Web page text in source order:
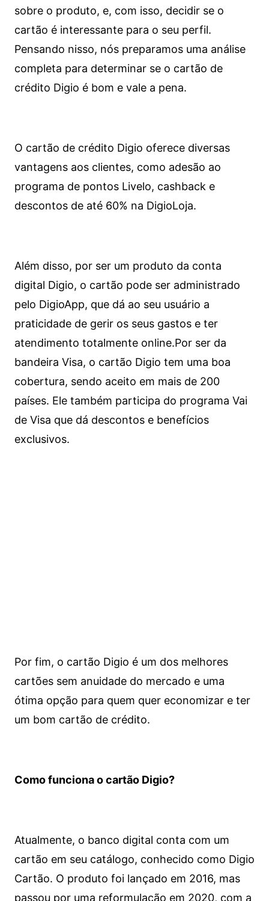
sobre o produto, e, com isso, decidir se o
cartão é interessante para o seu perfil.
Pensando nisso, nós preparamos uma análise
completa para determinar se o cartão de
crédito Digio é bom e vale a pena.
O cartão de crédito Digio oferece diversas
vantagens aos clientes, como adesão ao
programa de pontos Livelo, cashback e
descontos de até 60% na DigioLoja.
Além disso, por ser um produto da conta
digital Digio, o cartão pode ser administrado
pelo DigioApp, que dá ao seu usuário a
praticidade de gerir os seus gastos e ter
atendimento totalmente online.Por ser da
bandeira Visa, o cartão Digio tem uma boa
cobertura, sendo aceito em mais de 200
países. Ele também participa do programa Vai
de Visa que dá descontos e benefícios
exclusivos.
Por fim, o cartão Digio é um dos melhores
cartões sem anuidade do mercado e uma
ótima opção para quem quer economizar e ter
um bom cartão de crédito.
Como funciona o cartão Digio?
Atualmente, o banco digital conta com um
cartão em seu catálogo, conhecido como Digio
Cartão. O produto foi lançado em 2016, mas
passou por uma reformulação em 2020, com a